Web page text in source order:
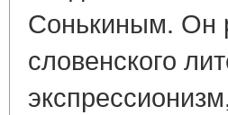
Сонькиным. Он
словенского